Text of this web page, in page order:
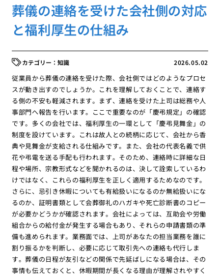
葬儀の連絡を受けた会社側の対応
と福利厚生の仕組み
2026.05.02
知識
従業員から葬儀の連絡を受けた際、会社側ではどのようなプロセ
スが動き出すのでしょうか。これを理解しておくことで、連絡す
る側の不安も軽減されます。まず、連絡を受けた上司は総務や人
事部門へ報告を行います。ここで重要なのが「慶弔規定」の確認
です。多くの会社では、福利厚生の一環として「慶弔見舞金」の
制度を設けています。これは故人との続柄に応じて、会社から香
典や見舞金が支給される仕組みです。また、会社の代表名義で供
花や弔電を送る手配も行われます。そのため、連絡時に詳細な日
程や場所、宗教形式などを聞かれるのは、決して詮索しているわ
けではなく、これらの福利厚生を正しく適用するためなのです。
さらに、忌引き休暇についても有給扱いになるのか無給扱いにな
るのか、証明書類として会葬御礼のハガキや死亡診断書のコピー
が必要かどうかが確認されます。会社によっては、互助会や労働
組合からの給付金が発生する場合もあり、それらの申請書類の準
備も進められます。業務面では、上司があなたの担当業務を誰に
割り振るかを判断し、必要に応じて取引先への連絡も代行しま
す。葬儀の日程が友引などの関係で先延ばしになる場合は、その
事情も伝えておくと、休暇期間が長くなる理由が理解されやすく